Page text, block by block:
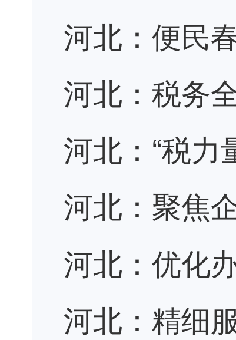
河北：便民
河北：税务
河北：“税力
河北：聚焦
河北：优化
河北：精细